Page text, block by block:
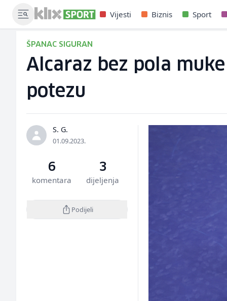
Vijesti Biznis Sport
ŠPANAC SIGURAN
Alcaraz bez pola
potezu
S. G.
01.09.2023.
6
komentara
3
dijeljenja
Podijeli